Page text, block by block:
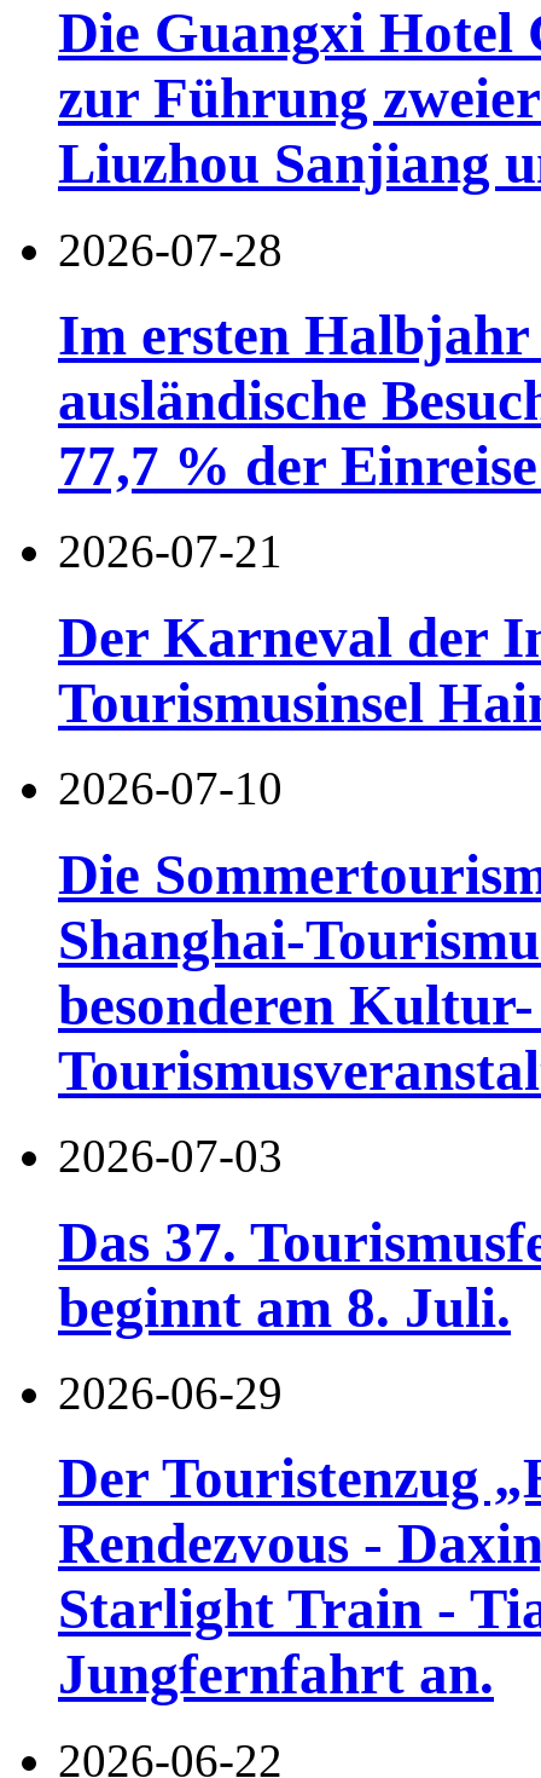
Die Guangxi Hotel
zur Führung
Liuzhou Sanjiang
2026-07-28
Im ersten
ausländische
77,7 % der
2026-07-21
Der Karneval der
Tourismusinsel
2026-07-10
Die
Shanghai-
besonderen
2026-07-03
Das 37.
beginnt am 8. Juli.
2026-06-29
Der Touristenzug
Rendezvous -
Starlight Train -
Jungfernfahrt an.
2026-06-22